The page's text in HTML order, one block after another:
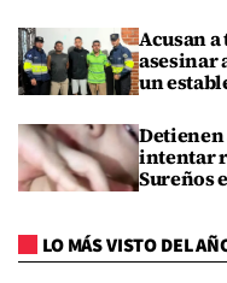
Acusan a
asesinar
un
intentar
Sureños
LO MÁS VISTO DEL